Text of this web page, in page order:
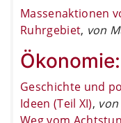
Massenaktionen
Ruhrgebiet, von
Geschichte und
Ideen (Teil XI),